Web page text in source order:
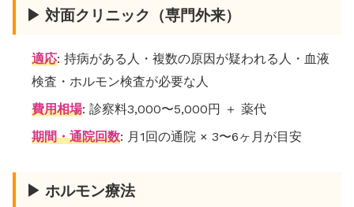
▶ 対面クリニック（専門外来）
適応: 持病がある人・複数の原因が疑われる人・血液
検査・ホルモン検査が必要な人
費用相場: 診察料3,000〜5,000円 ＋ 薬代
期間・通院回数: 月1回の通院 × 3〜6ヶ月が目安
▶ ホルモン療法